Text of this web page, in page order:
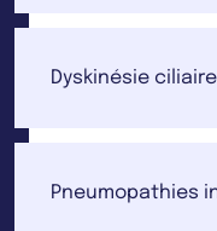
Dyskinésie
Pneumopathies